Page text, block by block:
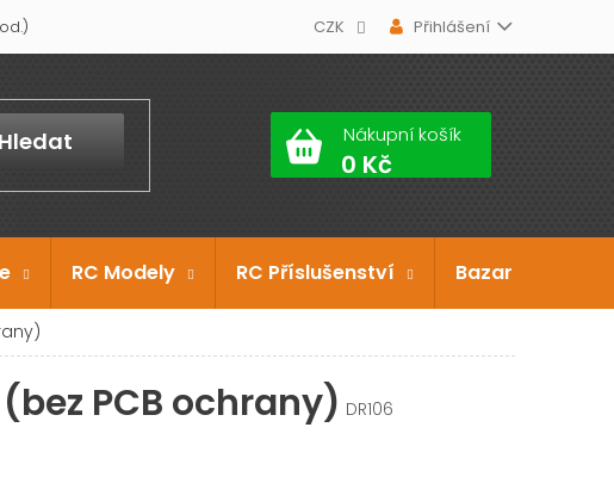
CZK Přihlášení
Hledat Nákupní košík
RC Modely RC Příslušenství Bazar
PCB ochrany) DR106